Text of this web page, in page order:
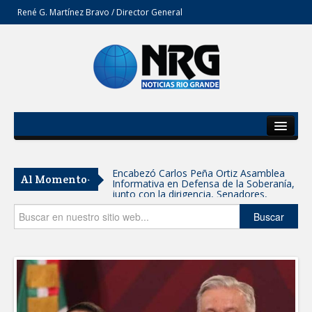
René G. Martínez Bravo / Director General
Del Estado
Secciones
Opinión
Al Momento- Encabezó Carlos Peña Ortiz Asamblea
Informativa en Defensa de la Soberanía,
junto con la dirigencia, Senadores,
Diputados y Consejeros de MORENA
Tamaulipas participa en Jornada
Nacional de Reforestación; se plantarán
SE SUMA GOBIERNO DE CARMEN LILIA
CANTUROSAS A JORNADA NACIONAL
DE REFORESTACIÓN
Reynosa refrenda su fuerza morenista:
alrededor de 5 mil personas se suman a
Buscar